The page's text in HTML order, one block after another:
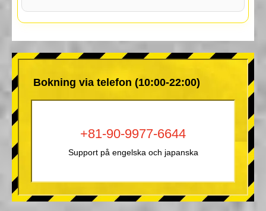
Bokning via telefon (10:00-22:00)
+81-90-9977-6644
Support på engelska och japanska